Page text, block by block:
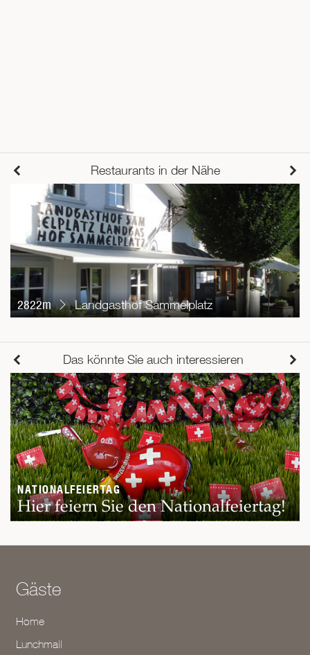
Restaurants in der Nähe
2822m Landgasthof Sammelplatz
Das könnte Sie auch interessieren
NATIONALFEIERTAG
Hier feiern Sie den Nationalfeiertag!
Gäste
Home
Lunchmail